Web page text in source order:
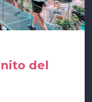
del